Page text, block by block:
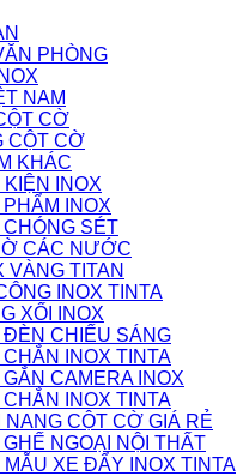
PHÒNG
NAM
CỜ
CỘT CỜ
KHÁC
KIỆN INOX
INOX
CHÓNG SÉT
CÁC NƯỚC
VÀNG TITAN
INOX TINTA
XỐI INOX
ĐÈN CHIẾU SÁNG
INOX TINTA
CAMERA INOX
INOX TINTA
NANG CỘT CỜ GIÁ RẺ
GHẾ NGOẠI NỘI THẤT
MẪU XE ĐẨY INOX TINTA